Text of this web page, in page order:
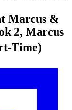
Marcus &
2, Marcus
Time)